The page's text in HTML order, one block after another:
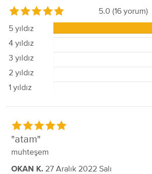
5.0 (16 yorum)
5 yıldız
4 yıldız
3 yıldız
2 yıldız
1 yıldız
atam
muhteşem
OKAN K. 27 Aralık 2022 Salı